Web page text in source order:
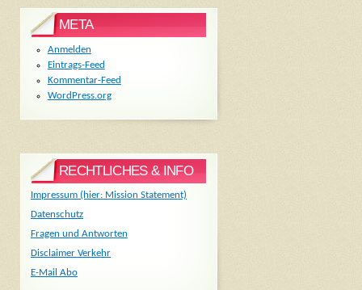
META
Anmelden
Eintrags-Feed
Kommentar-Feed
WordPress.org
RECHTLICHES & INFO
Impressum (hier: Mission Statement)
Datenschutz
Fragen und Antworten
Disclaimer Verkehr
E-Mail Abo